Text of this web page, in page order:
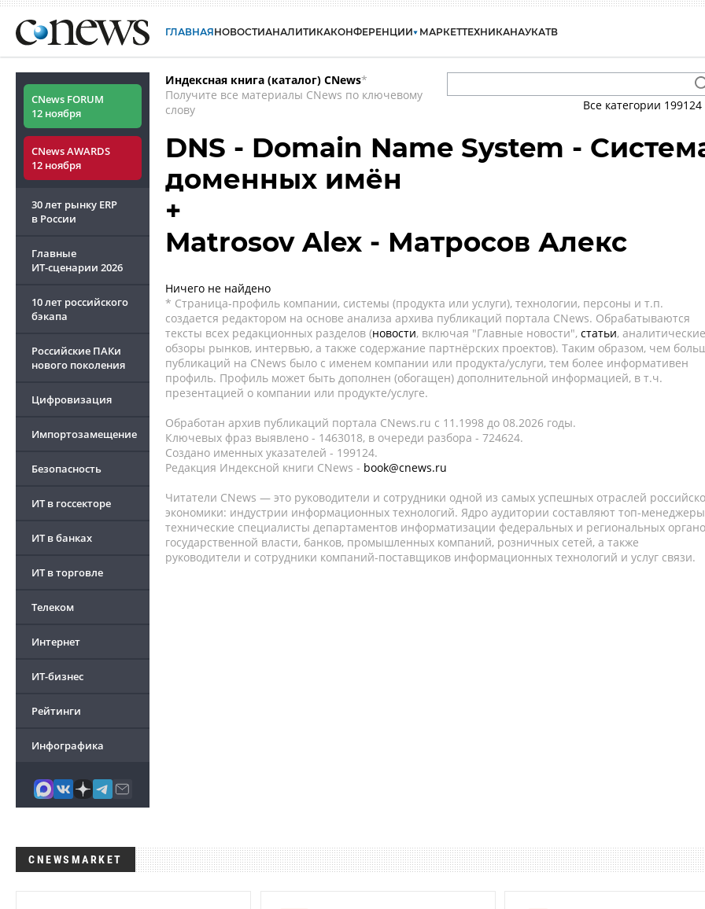
ГЛАВНАЯНОВОСТИАНАЛИТИКАКОНФЕРЕНЦИИ МАРКЕТТЕХНИКАНАУКАТВ
CNews FORUM
12 ноября
CNews AWARDS
12 ноября
30 лет рынку ERP
в России
Главные
ИТ-сценарии 2026
10 лет российского
бэкапа
Российские ПАКи
нового поколения
Цифровизация
Импортозамещение
Безопасность
ИТ в госсекторе
ИТ в банках
ИТ в торговле
Телеком
Интернет
ИТ-бизнес
Рейтинги
Инфографика
Индексная книга (каталог) CNews*
Получите все материалы CNews по ключевому
слову
Все категории 199124
DNS - Domain Name System -
доменных имён
+
Matrosov Alex - Матросов Алекс
Ничего не найдено
* Страница-профиль компании, системы (продукта или услуги), технологии, персоны и т.п.
создается редактором на основе анализа архива публикаций портала CNews. Обрабатываются
тексты всех редакционных разделов (новости, включая "Главные новости", статьи, аналитические
обзоры рынков, интервью, а также содержание партнёрских проектов). Таким образом, чем
публикаций на CNews было с именем компании или продукта/услуги, тем более информативен
профиль. Профиль может быть дополнен (обогащен) дополнительной информацией, в т.ч.
презентацией о компании или продукте/услуге.
Обработан архив публикаций портала CNews.ru c 11.1998 до 08.2026 годы.
Ключевых фраз выявлено - 1463018, в очереди разбора - 724624.
Создано именных указателей - 199124.
Редакция Индексной книги CNews - book@cnews.ru
Читатели CNews — это руководители и сотрудники одной из самых успешных отраслей
экономики: индустрии информационных технологий. Ядро аудитории составляют топ-
технические специалисты департаментов информатизации федеральных и региональных
государственной власти, банков, промышленных компаний, розничных сетей, а также
руководители и сотрудники компаний-поставщиков информационных технологий и услуг связи.
CNEWSMARKET